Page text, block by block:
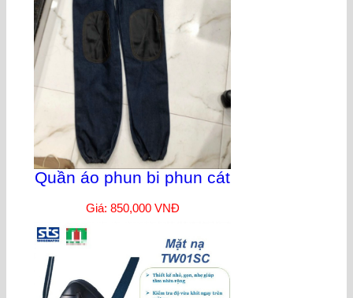
Quần áo phun bi phun cát
Giá: 850,000 VNĐ